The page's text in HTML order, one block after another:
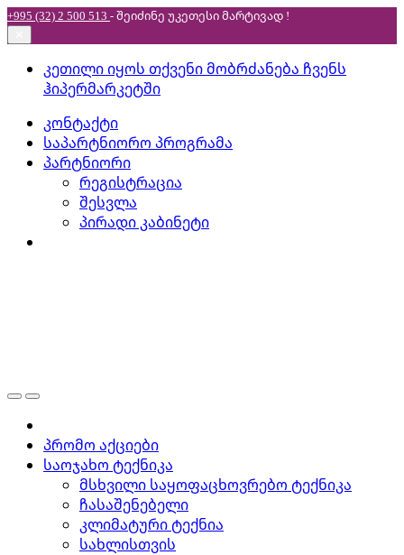
+995 (32) 2 500 513 - შეიძინე უკეთესიმარტივად !
Skip
Skip კეთილი იყოს თქვენი მობრძანება ჩვენს
ჰიპერმარკეტში
კონტაქტი
საპარტნიორო პროგრამა
პარტნიორი
რეგისტრაცია
შესვლა
პირადი კაბინეტი
პრომო აქციები
საოჯახო ტექნიკა
მსხვილი საყოფაცხოვრებო ტექნიკა
ჩასაშენებელი
კლიმატური ტექნია
სახლისთვის